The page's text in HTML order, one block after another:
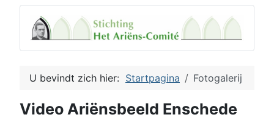
U bevindt zich hier: Startpagina Fotogalerij
Video Ariënsbeeld Enschede